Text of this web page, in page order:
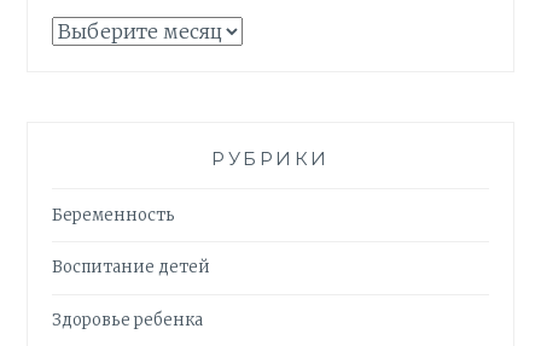
Архивы
РУБРИКИ
Беременность
Воспитание детей
Здоровье ребенка